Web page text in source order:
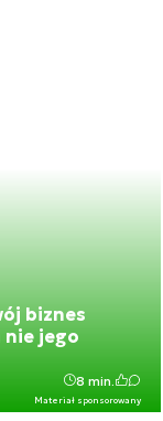
biznes
nie jego
Materiał sponsorowany
8 min.